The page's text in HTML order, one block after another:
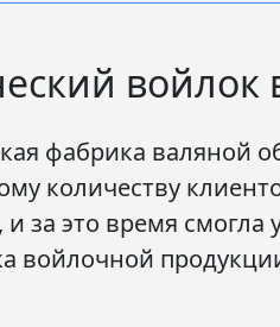
войлок
фабрика валяной
количеству
и за это время
войлочной